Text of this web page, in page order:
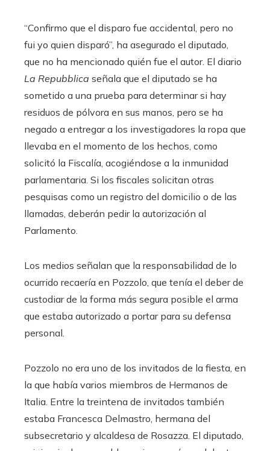
“Confirmo que el disparo fue accidental, pero no
fui yo quien disparó”, ha asegurado el diputado,
que no ha mencionado quién fue el autor. El diario
La Repubblica señala que el diputado se ha
sometido a una prueba para determinar si hay
residuos de pólvora en sus manos, pero se ha
negado a entregar a los investigadores la ropa que
llevaba en el momento de los hechos, como
solicitó la Fiscalía, acogiéndose a la inmunidad
parlamentaria. Si los fiscales solicitan otras
pesquisas como un registro del domicilio o de las
llamadas, deberán pedir la autorización al
Parlamento.
Los medios señalan que la responsabilidad de lo
ocurrido recaería en Pozzolo, que tenía el deber de
custodiar de la forma más segura posible el arma
que estaba autorizado a portar para su defensa
personal.
Pozzolo no era uno de los invitados de la fiesta, en
la que había varios miembros de Hermanos de
Italia. Entre la treintena de invitados también
estaba Francesca Delmastro, hermana del
subsecretario y alcaldesa de Rosazza. El diputado,